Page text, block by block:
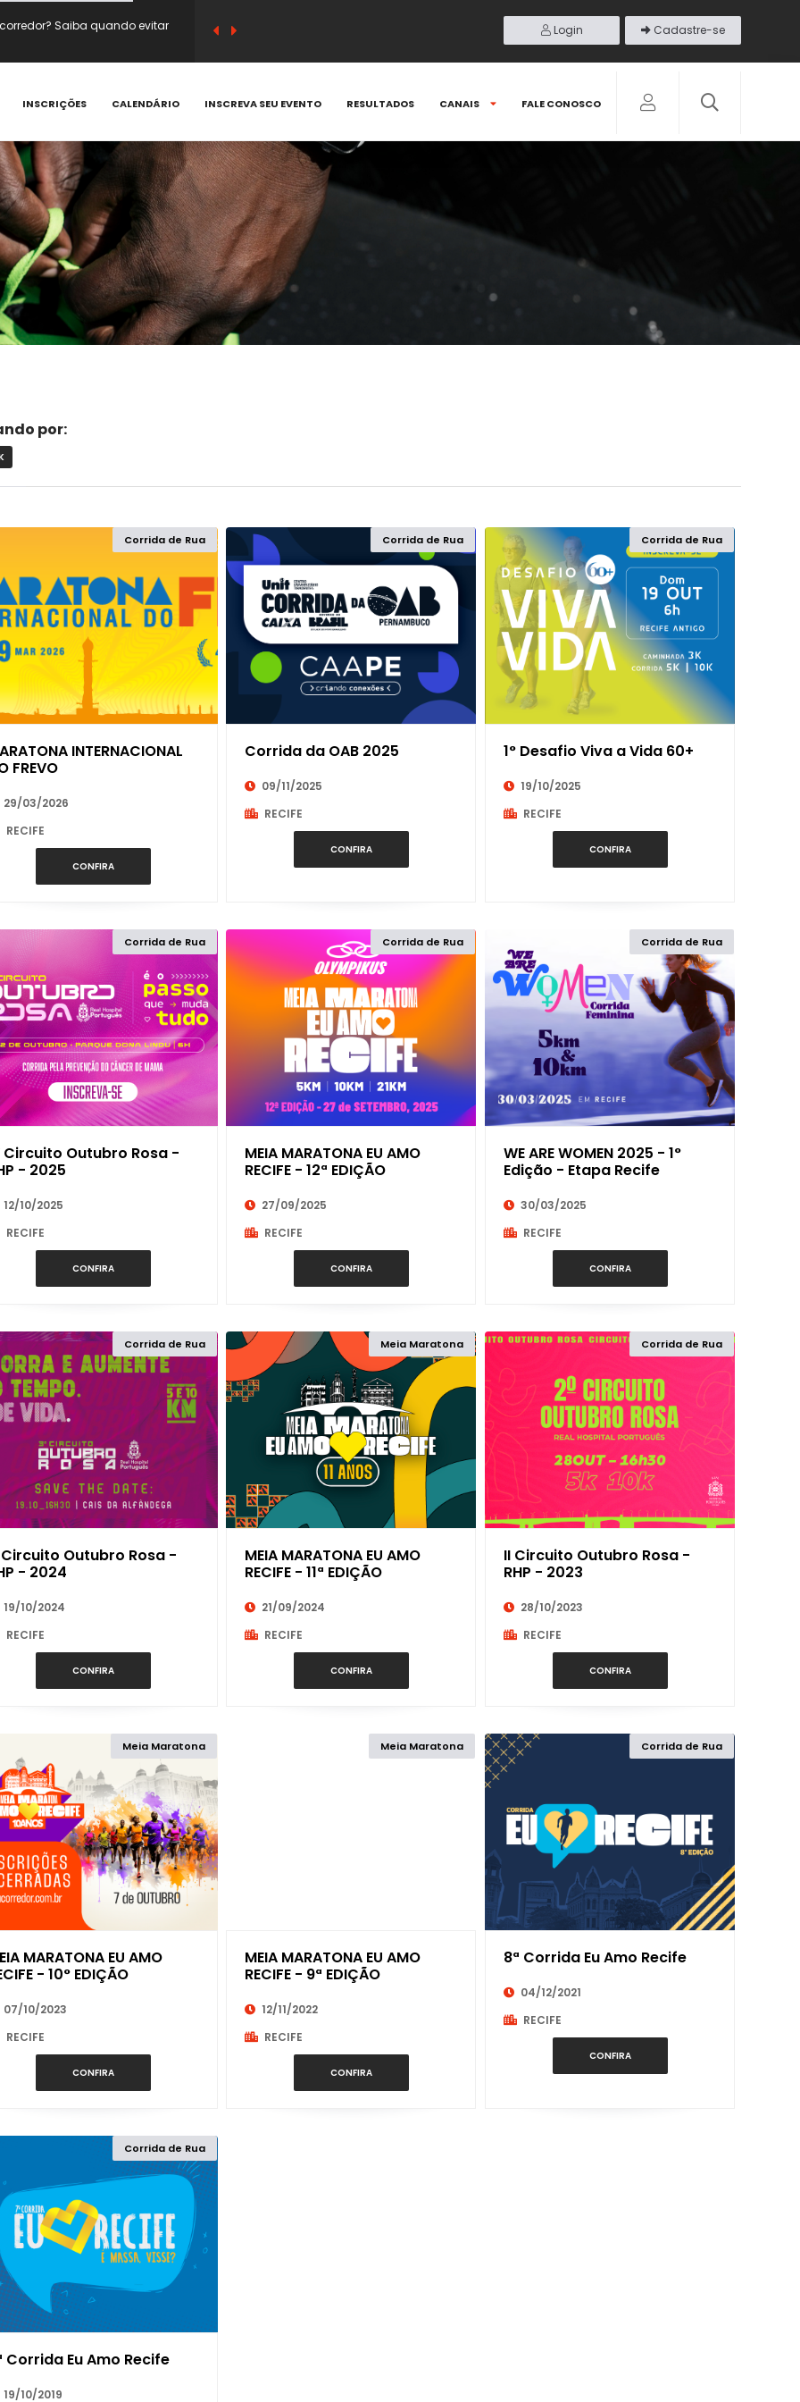
e substituir café antes do
acontecem e como prevenir
Saiba quando evitar
Login Cadastre-se
INSCRIÇÕES CALENDÁRIO INSCREVA SEU EVENTO RESULTADOS CANAIS FALE CONOSCO
ACRE
ALAGOAS
AMAPÁ
AMAZONAS
BAHIA
CEARÁ
MARANHÃO
MATO GROSSO
MATO GROSSO DO SUL
RIO DE JANEIRO
RIO GRANDE DO SUL
SÃO PAULO
SERGIPE
TOCANTINS
100K
10K
11K
120K
12K
162K
18K
1K
25K
28K
29K
2K
35K
AQUATHLON
CORRIDA COM
CORRIDA DE MONTANHA
CORRIDA DE RUA
CORRIDA INFANTIL
MEIA MARATONA
TRAIL RUN
TRIATLHON
ULTRA MARATONA
por:
Corrida de Rua
INTERNACIONAL
FREVO
29/03/2026
RECIFE
CONFIRA
Corrida de Rua
Corrida da OAB 2025
09/11/2025
RECIFE
CONFIRA
Corrida de Rua
1° Desafio Viva a Vida 60+
19/10/2025
RECIFE
CONFIRA
Corrida de Rua
Circuito Outubro Rosa -
- 2025
12/10/2025
RECIFE
CONFIRA
Corrida de Rua
MEIA MARATONA EU AMO
RECIFE - 12ª EDIÇÃO
27/09/2025
RECIFE
CONFIRA
Corrida de Rua
WE ARE WOMEN 2025 - 1°
Edição - Etapa Recife
30/03/2025
RECIFE
CONFIRA
Corrida de Rua
Circuito Outubro Rosa -
- 2024
19/10/2024
RECIFE
CONFIRA
Meia Maratona
MEIA MARATONA EU AMO
RECIFE - 11ª EDIÇÃO
21/09/2024
RECIFE
CONFIRA
Corrida de Rua
II Circuito Outubro Rosa -
RHP - 2023
28/10/2023
RECIFE
CONFIRA
Meia Maratona
MARATONA EU AMO
- 10° EDIÇÃO
07/10/2023
RECIFE
CONFIRA
Meia Maratona
MEIA MARATONA EU AMO
RECIFE - 9ª EDIÇÃO
12/11/2022
RECIFE
CONFIRA
Corrida de Rua
8ª Corrida Eu Amo Recife
04/12/2021
RECIFE
CONFIRA
Corrida de Rua
Corrida Eu Amo Recife
19/10/2019